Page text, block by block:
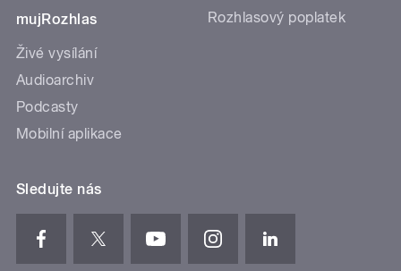
mujRozhlas
Živé vysílání
Audioarchiv
Podcasty
Mobilní aplikace
Rozhlasový poplatek
Sledujte nás